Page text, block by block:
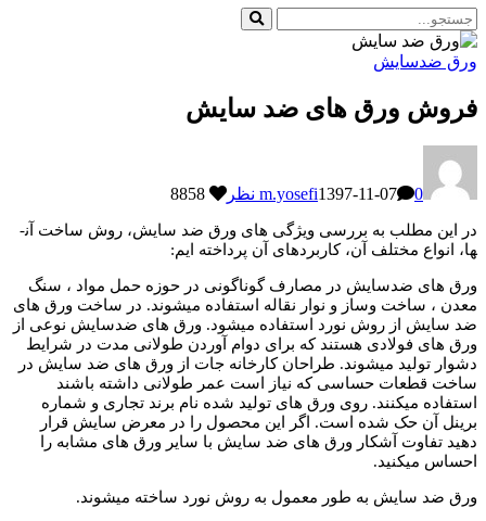
ورق ضدسایش
فروش ورق های ضد سایش
m.yosefi1397-11-07 0 نظر
در این مطلب به بررسی ویژگی های ورق ضد سایش، روش ساخت آن­
ها، انواع مختلف آن، کاربردهای آن پرداخته ایم:
ورق­ های ضدسایش در مصارف گوناگونی در حوزه حمل مواد ، سنگ
معدن ، ساخت وساز و نوار نقاله استفاده می­شوند. در ساخت ورق های
ضد سایش از روش نورد استفاده می­شود. ورق ­های ضدسایش نوعی از
ورق ­های فولادی هستند که برای دوام آوردن طولانی مدت در شرایط
دشوار تولید می­شوند. طراحان کارخانه جات از ورق­ های ضد سایش در
ساخت قطعات حساسی که نیاز است عمر طولانی داشته باشند
استفاده می­کنند. روی ورق ­های تولید شده نام برند تجاری و شماره
برینل آن حک شده است. اگر این محصول را در معرض سایش قرار
دهید تفاوت آشکار ورق­ های ضد سایش با سایر ورق­ های مشابه را
احساس می­کنید.
ورق ضد سایش به طور معمول به روش نورد ساخته می­شوند.